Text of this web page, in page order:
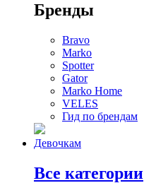
Бренды
Bravo
Marko
Spotter
Gator
Marko Home
VELES
Гид по брендам
Девочкам
Все категории